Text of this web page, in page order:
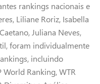
rankings nacionais e
Liliane Roriz, Isabella
Juliana Neves,
foram individualmente
incluindo
World Ranking, WTR